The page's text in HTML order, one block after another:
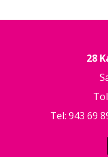
28
Tel: 943 69